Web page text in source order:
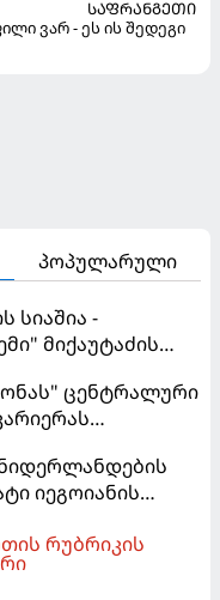
ᲡᲐᲤᲠᲐᲜᲒᲔᲗᲘ
ვარ - ეს ის შედეგი
პოპულარული
სიაშია -
მიქაუტაძის
ცენტრალური
ნიდერლანდების
იეგოიანის
რუბრიკის